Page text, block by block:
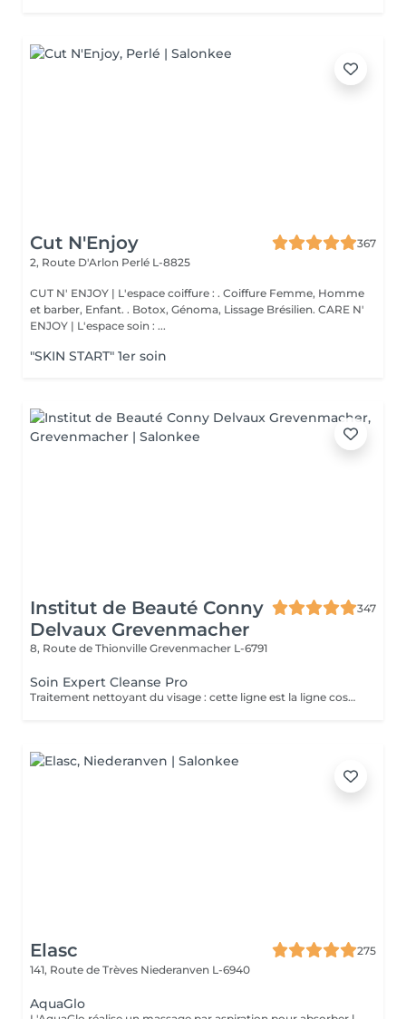
Cut N'Enjoy
367
2, Route D'Arlon Perlé L-8825
CUT N' ENJOY | L'espace coiffure : . Coiffure Femme, Homme
et barber, Enfant. . Botox, Génoma, Lissage Brésilien. CARE N'
ENJOY | L'espace soin : ...
"SKIN START" 1er soin
Institut de Beauté Conny
Delvaux Grevenmacher
347
8, Route de Thionville Grevenmacher L-6791
Soin Expert Cleanse Pro
Traitement nettoyant du visage : cette ligne est la ligne cosmétique professionnelle dans le domaine de l'hygiène dermatologique du visage. Expert Cleanse Pro a été formulé avec des produits respectueux de l'environnement et, outre le nettoyage et le soin en profondeur, il est idéal pour la préparation de la peau.
Elasc
275
141, Route de Trèves Niederanven L-6940
AquaGlo